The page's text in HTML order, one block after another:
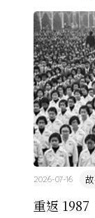
重返 1987
2026-07-16